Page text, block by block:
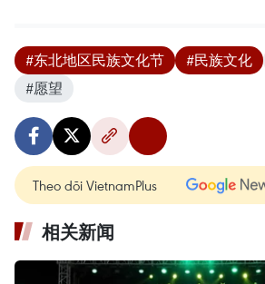
#东北地区民族文化节 #民族文化
#愿望
Theo dõi VietnamPlus
相关新闻